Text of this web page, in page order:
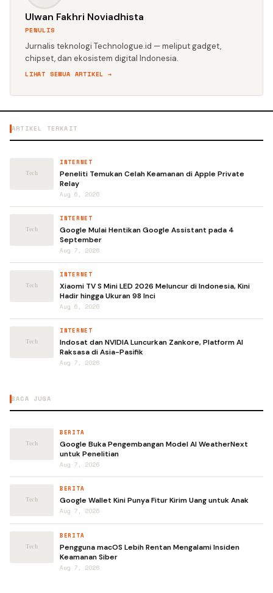
Ulwan Fakhri Noviadhista
PENULIS
Jurnalis teknologi Technologue.id — meliput gadget,
chipset, dan ekosistem digital Indonesia.
LIHAT SEMUA ARTIKEL →
ARTIKEL TERKAIT
INTERNET
Peneliti Temukan Celah Keamanan di Apple Private
Relay
Aug 6, 2026
INTERNET
Google Mulai Hentikan Google Assistant pada 4
September
Aug 7, 2026
INTERNET
Xiaomi TV S Mini LED 2026 Meluncur di Indonesia, Kini
Hadir hingga Ukuran 98 Inci
Aug 6, 2026
INTERNET
Indosat dan NVIDIA Luncurkan Zankore, Platform AI
Raksasa di Asia-Pasifik
Aug 7, 2026
BACA JUGA
BERITA
Google Buka Pengembangan Model AI WeatherNext
untuk Penelitian
Aug 7, 2026
BERITA
Google Wallet Kini Punya Fitur Kirim Uang untuk Anak
Aug 7, 2026
BERITA
Pengguna macOS Lebih Rentan Mengalami Insiden
Keamanan Siber
Aug 7, 2026